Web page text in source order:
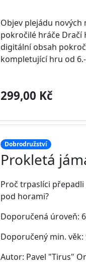
Objev plejádu
pokročilé hráče Dračí
digitální obsah
kompletující hru od
299,00 Kč
Dobrodružství
Prokletá
Proč trpaslíci
pod horami?
Doporučená úroveň: 6
Doporučený min. věk:
Autor: Pavel "Tirus"